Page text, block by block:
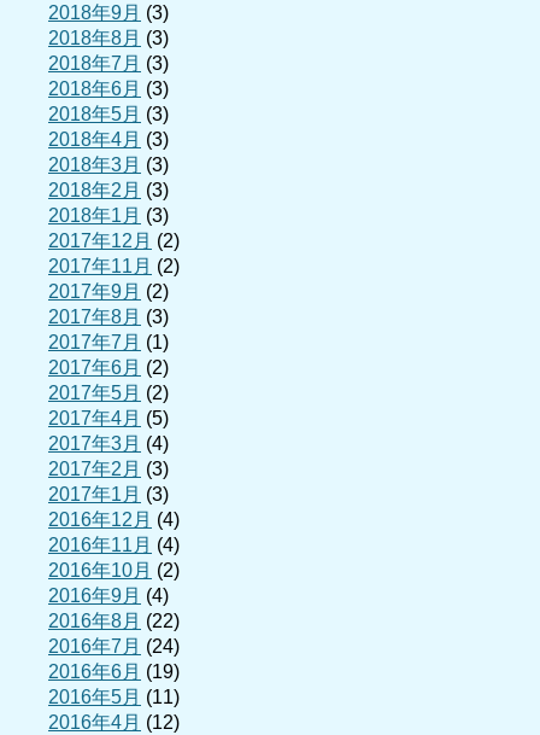
2018年9月 (3)
2018年8月 (3)
2018年7月 (3)
2018年6月 (3)
2018年5月 (3)
2018年4月 (3)
2018年3月 (3)
2018年2月 (3)
2018年1月 (3)
2017年12月 (2)
2017年11月 (2)
2017年9月 (2)
2017年8月 (3)
2017年7月 (1)
2017年6月 (2)
2017年5月 (2)
2017年4月 (5)
2017年3月 (4)
2017年2月 (3)
2017年1月 (3)
2016年12月 (4)
2016年11月 (4)
2016年10月 (2)
2016年9月 (4)
2016年8月 (22)
2016年7月 (24)
2016年6月 (19)
2016年5月 (11)
2016年4月 (12)